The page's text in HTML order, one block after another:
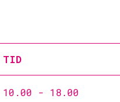
TID
10.00 - 18.00